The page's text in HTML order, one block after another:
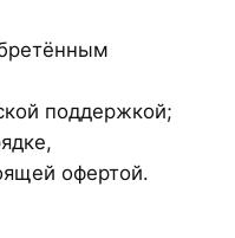
поддержкой;
офертой.